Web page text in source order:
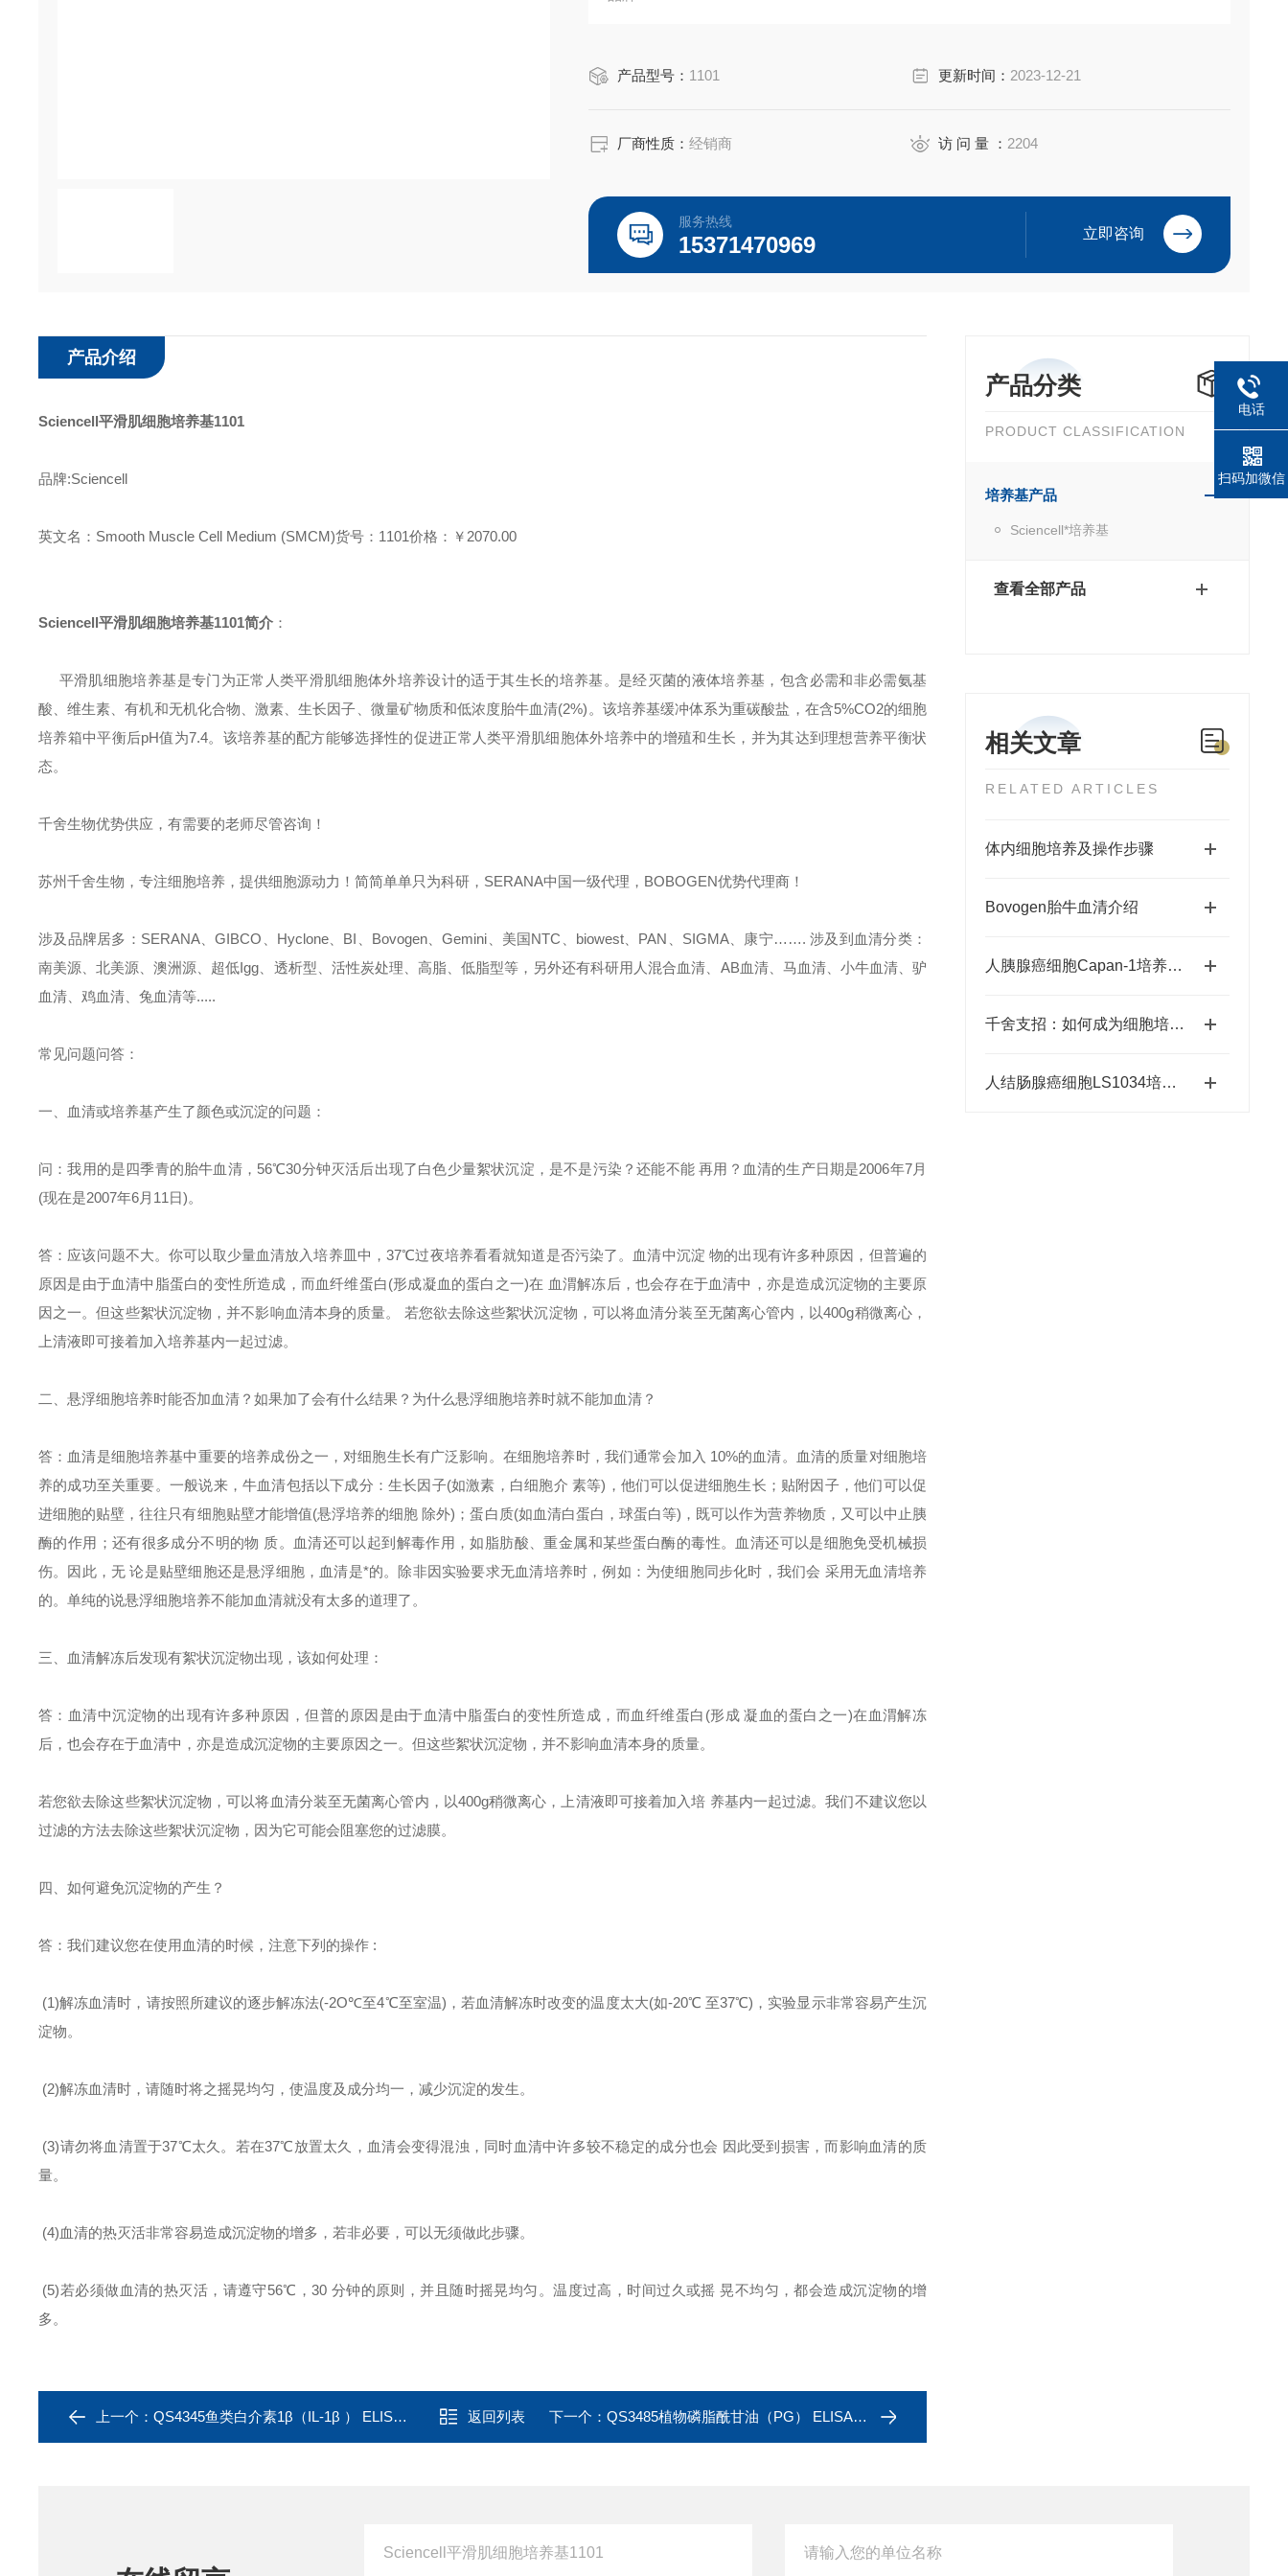
货号：1101
规格 500 ml
用途 科研
包装 瓶装
产品型号： 1101 更新时间： 2023-12-21
厂商性质：经销商 访 问 量 ： 2204
服务热线
15371470969 立即咨询
产品分类
PRODUCT CLASSIFICATION
培养基产品
Sciencell*培养基
查看全部产品
相关文章
RELATED ARTICLES
体内细胞培养及操作步骤
Bovogen胎牛血清介绍
人胰腺癌细胞Capan-1培养说明书
千舍支招：如何成为细胞培养高手？
人结肠腺癌细胞LS1034培养说明
产品介绍
Sciencell平滑肌细胞培养基1101
品牌:Sciencell
英文名：Smooth Muscle Cell Medium (SMCM)货号：1101价格：￥2070.00
Sciencell平滑肌细胞培养基1101简介 ：
平滑肌细胞培养基是专门为正常人类平滑肌细胞体外培养设计的适于其生长的培养基。是经灭菌的液体培养基，包含必需和非必需氨基
酸、维生素、有机和无机化合物、激素、生长因子、微量矿物质和低浓度胎牛血清(2%)。该培养基缓冲体系为重碳酸盐，在含5%CO2的细胞
培养箱中平衡后pH值为7.4。该培养基的配方能够选择性的促进正常人类平滑肌细胞体外培养中的增殖和生长，并为其达到理想营养平衡状
态。
千舍生物优势供应，有需要的老师尽管咨询！
苏州千舍生物，专注细胞培养，提供细胞源动力！简简单单只为科研，SERANA中国一级代理，BOBOGEN优势代理商！
涉及品牌居多：SERANA、GIBCO、Hyclone、BI、Bovogen、Gemini、美国NTC、biowest、PAN、SIGMA、康宁……. 涉及到血清分类：
南美源、北美源、澳洲源、超低Igg、透析型、活性炭处理、高脂、低脂型等，另外还有科研用人混合血清、AB血清、马血清、小牛血清、驴
血清、鸡血清、兔血清等.....
常见问题问答：
一、血清或培养基产生了颜色或沉淀的问题：
问：我用的是四季青的胎牛血清，56℃30分钟灭活后出现了白色少量絮状沉淀，是不是污染？还能不能 再用？血清的生产日期是2006年7月
(现在是2007年6月11日)。
答：应该问题不大。你可以取少量血清放入培养皿中，37℃过夜培养看看就知道是否污染了。血清中沉淀 物的出现有许多种原因，但普遍的
原因是由于血清中脂蛋白的变性所造成，而血纤维蛋白(形成凝血的蛋白之一)在 血渭解冻后，也会存在于血清中，亦是造成沉淀物的主要原
因之一。但这些絮状沉淀物，并不影响血清本身的质量。 若您欲去除这些絮状沉淀物，可以将血清分装至无菌离心管内，以400g稍微离心，
上清液即可接着加入培养基内一起过滤。
二、悬浮细胞培养时能否加血清？如果加了会有什么结果？为什么悬浮细胞培养时就不能加血清？
答：血清是细胞培养基中重要的培养成份之一，对细胞生长有广泛影响。在细胞培养时，我们通常会加入 10%的血清。血清的质量对细胞培
养的成功至关重要。一般说来，牛血清包括以下成分：生长因子(如激素，白细胞介 素等)，他们可以促进细胞生长；贴附因子，他们可以促
进细胞的贴壁，往往只有细胞贴壁才能增值(悬浮培养的细胞 除外)；蛋白质(如血清白蛋白，球蛋白等)，既可以作为营养物质，又可以中止胰
酶的作用；还有很多成分不明的物 质。血清还可以起到解毒作用，如脂肪酸、重金属和某些蛋白酶的毒性。血清还可以是细胞免受机械损
伤。因此，无 论是贴壁细胞还是悬浮细胞，血清是*的。除非因实验要求无血清培养时，例如：为使细胞同步化时，我们会 采用无血清培养
的。单纯的说悬浮细胞培养不能加血清就没有太多的道理了。
三、血清解冻后发现有絮状沉淀物出现，该如何处理：
答：血清中沉淀物的出现有许多种原因，但普的原因是由于血清中脂蛋白的变性所造成，而血纤维蛋白(形成 凝血的蛋白之一)在血渭解冻
后，也会存在于血清中，亦是造成沉淀物的主要原因之一。但这些絮状沉淀物，并不影响血清本身的质量。
若您欲去除这些絮状沉淀物，可以将血清分装至无菌离心管内，以400g稍微离心，上清液即可接着加入培 养基内一起过滤。我们不建议您以
过滤的方法去除这些絮状沉淀物，因为它可能会阻塞您的过滤膜。
四、如何避免沉淀物的产生？
答：我们建议您在使用血清的时候，注意下列的操作 :
(1)解冻血清时，请按照所建议的逐步解冻法(-2O℃至4℃至室温)，若血清解冻时改变的温度太大(如-20℃ 至37℃)，实验显示非常容易产生沉
淀物。
(2)解冻血清时，请随时将之摇晃均匀，使温度及成分均一，减少沉淀的发生。
(3)请勿将血清置于37℃太久。若在37℃放置太久，血清会变得混浊，同时血清中许多较不稳定的成分也会 因此受到损害，而影响血清的质
量。
(4)血清的热灭活非常容易造成沉淀物的增多，若非必要，可以无须做此步骤。
(5)若必须做血清的热灭活，请遵守56℃，30 分钟的原则，并且随时摇晃均匀。温度过高，时间过久或摇 晃不均匀，都会造成沉淀物的增
多。
上一个： QS4345鱼类白介素1β（IL-1β ） ELISA试剂盒 返回列表 下一个： QS3485植物磷脂酰甘油（PG） ELISA试剂盒
电话
扫码加微信